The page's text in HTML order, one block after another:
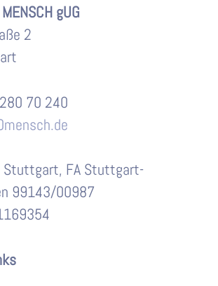
Top
gUG
2
70 240
Stuttgart, FA Stuttgart-
99143/00987